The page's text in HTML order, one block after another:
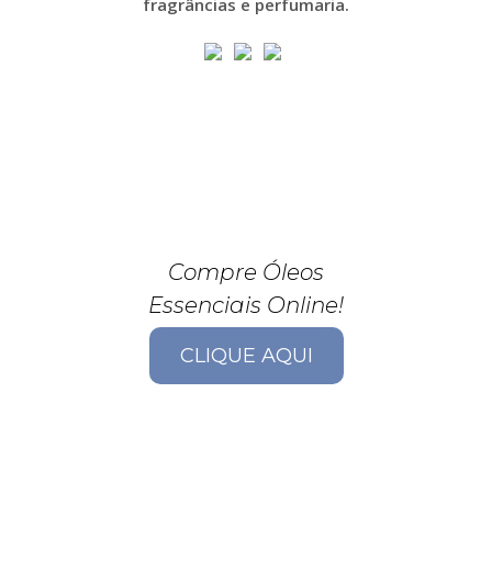
Compre Óleos
Essenciais Online!
CLIQUE AQUI